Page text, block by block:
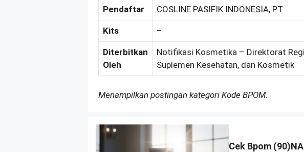
Pendaftar COSLINE PASIFIK INDONESIA, PT
Kits –
Diterbitkan
Oleh
Notifikasi Kosmetika – Direktorat
Suplemen Kesehatan, dan Kosmetik
Menampilkan postingan kategori Kode BPOM.
Cek Bpom